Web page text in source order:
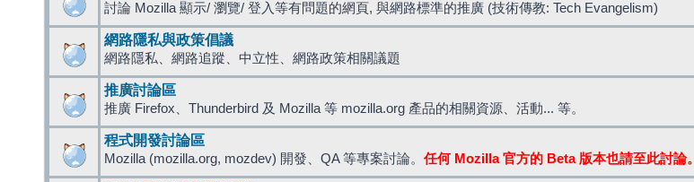
討論 Mozilla 顯示/ 瀏覽/ 登入等有問題的網頁, 與網路標準的推廣 (技術傳教: Tech Evangelism)
網路隱私與政策倡議
網路隱私、網路追蹤、中立性、網路政策相關議題
推廣討論區
推廣 Firefox、Thunderbird 及 Mozilla 等 mozilla.org 產品的相關資源、活動... 等。
程式開發討論區
Mozilla (mozilla.org, mozdev) 開發、QA 等專案討論。 任何 Mozilla 官方的 Beta 版本也請至此討論。